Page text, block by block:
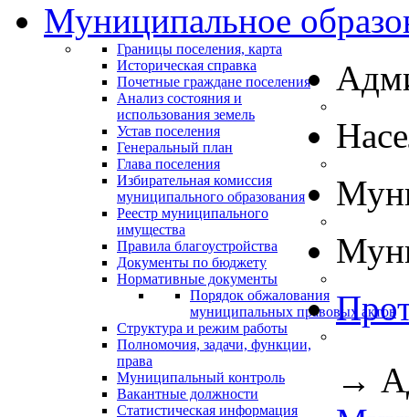
Муниципальное
Границы поселения, карта
Историческая справка
Почетные граждане поселения
Анализ состояния и
использования земель
Устав поселения
Генеральный план
Глава поселения
Избирательная комиссия
муниципального образования
Реестр муниципального
имущества
Правила благоустройства
Документы по бюджету
Нормативные документы
Порядок обжалования
муниципальных правовых актов
Структура и режим работы
Полномочия, задачи, функции,
права
Муниципальный контроль
Вакантные должности
Статистическая информация
→